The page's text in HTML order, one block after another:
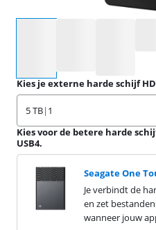
Kies je externe harde schijf
5 TB| 1
Kies voor de betere harde
USB4.
Seagate One
Je verbindt de
en zet
wanneer jouw